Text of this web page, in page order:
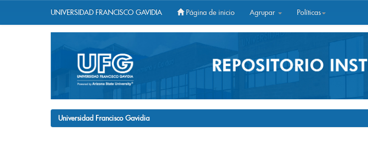
UNIVERSIDAD FRANCISCO GAVIDIA Página de inicio Agrupar Políticas
Universidad Francisco Gavidia